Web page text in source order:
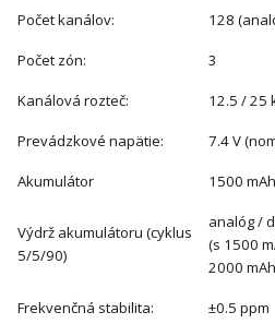
Počet kanálov: 128
Počet zón: 3
Kanálová rozteč: 12.5 / 25
Prevádzkové napätie: 7.4 V
Akumulátor 1500
Výdrž akumulátoru (cyklus
5/5/90)
analóg /
(s 1500
2000
Frekvenčná stabilita: ±0.5 ppm